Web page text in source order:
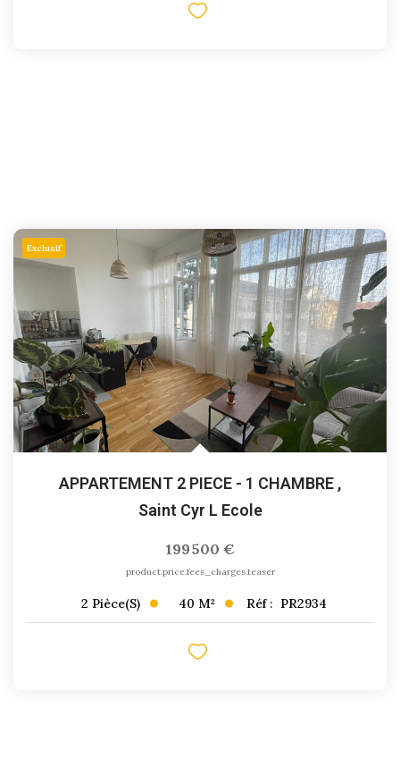
Exclusif
APPARTEMENT 2 PIECE - 1 CHAMBRE ,
Saint Cyr L Ecole
199 500 €
product.price.fees_charges.teaser
2 Pièce(s) 40 M² Réf : PR2934